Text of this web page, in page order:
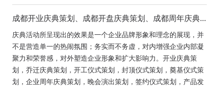
成都开业庆典策划、成都开盘庆典策划、成都周年庆典
策划、成都启动仪式策划、成都揭幕仪式策划、成都开
工仪式策划、成都竣工仪式策划、成都封顶仪式策划、
成都奠基仪式策划、成都签约仪式策划、成都挂牌仪式
策划、成都揭牌仪式策划、成都颁奖典礼策划
庆典活动所呈现出的效果是一个企业品牌形象和理念的展现，并
不是营造单一的热闹氛围；务实而不务虚，对内增强企业内部凝
聚力和荣誉感，对外塑造企业形象和扩大影响力。开业庆典策
划，乔迁庆典策划，开工仪式策划，封顶仪式策划，奠基仪式策
划，企业周年庆典策划，晚会演出策划，签约仪式策划，产品发